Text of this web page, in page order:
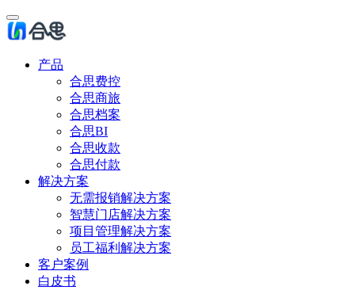
产品
合思费控
合思商旅
合思档案
合思BI
合思收款
合思付款
解决方案
无需报销解决方案
智慧门店解决方案
项目管理解决方案
员工福利解决方案
客户案例
白皮书